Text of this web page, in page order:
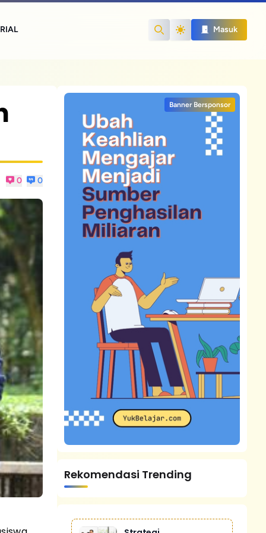
Search
Masuk
0 0
Banner Bersponsor
Rekomendasi Trending